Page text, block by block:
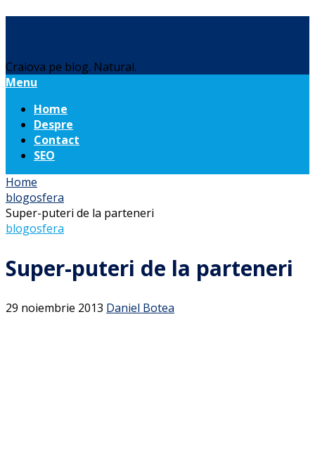
Craiova pe blog. Natural.
Menu
Home
Despre
Contact
SEO
Home
blogosfera
Super-puteri de la parteneri
blogosfera
Super-puteri de la parteneri
29 noiembrie 2013 Daniel Botea